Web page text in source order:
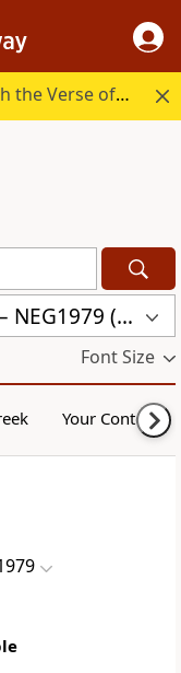
Start your day in God's Word with the Verse of the Day.
Nouvelle Edition de Genève – NEG1979 (NEG1979)
Font Size
Your Content